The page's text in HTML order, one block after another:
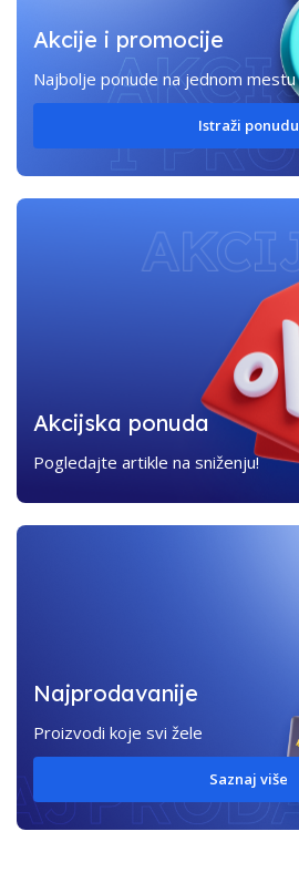
Akcije i promocije
Najbolje ponude na jednom mestu
Istraži ponudu
Akcijska ponuda
Pogledajte artikle na sniženju!
Najprodavanije
Proizvodi koje svi žele
Saznaj više